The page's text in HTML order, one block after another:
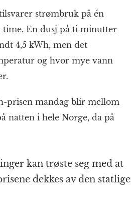
strømbruk på én
time. En dusj på ti minutter
4,5 kWh, men det
og hvor mye vann
prisen mandag blir mellom
natten i hele Norge, da på
kan trøste seg med at
dekkes av den statlige